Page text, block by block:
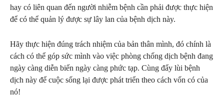
hay có liên quan đến người nhiễm bệnh cần phải được thực hiện
để có thể quản lý được sự lây lan của bệnh dịch này.
Hãy thực hiện đúng trách nhiệm của bản thân mình, đó chính là
cách có thể góp sức mình vào việc phòng chống dịch bệnh đang
ngày càng diễn biến ngày càng phức tạp. Cùng đẩy lùi bệnh
dịch này để cuộc sống lại được phát triển theo cách vốn có của
nó!